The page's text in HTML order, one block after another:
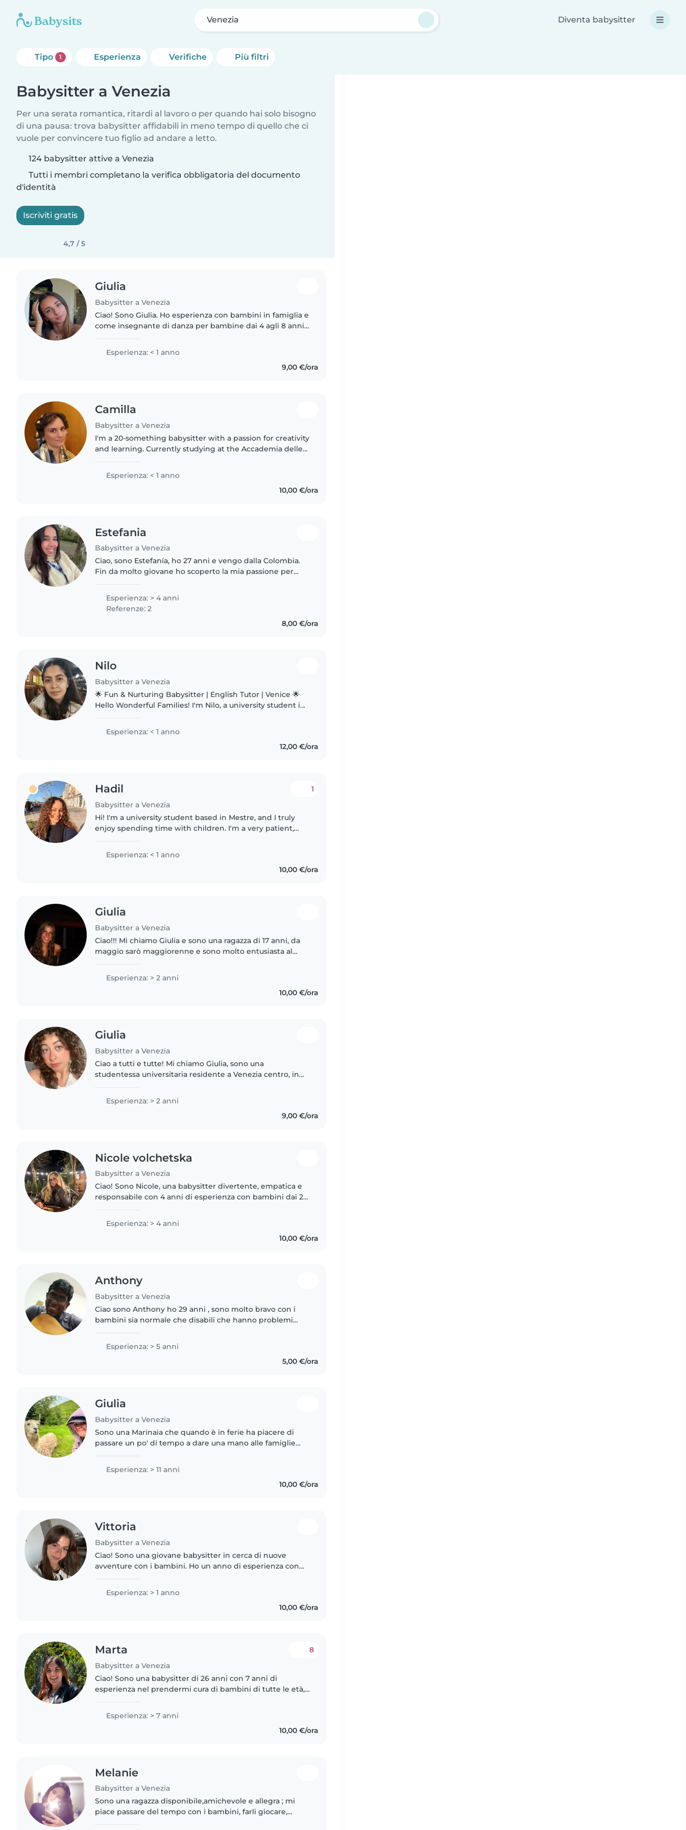
Venezia Diventa babysitter
Tipo 1 Esperienza Verifiche Più filtri
Babysitter a Venezia
Per una serata romantica, ritardi al lavoro o per quando hai solo bisogno
di una pausa: trova babysitter affidabili in meno tempo di quello che ci
vuole per convincere tuo figlio ad andare a letto.
124 babysitter attive a Venezia
Tutti i membri completano la verifica obbligatoria del documento
d'identità
Iscriviti gratis
4,7 / 5
Giulia
Babysitter a Venezia
Ciao! Sono Giulia. Ho esperienza con bambini in famiglia e
come insegnante di danza per bambine dai 4 agli 8 anni,
lavorare con..
Esperienza: < 1 anno
9,00 €/ora
Camilla
Babysitter a Venezia
I'm a 20-something babysitter with a passion for creativity
and learning. Currently studying at the Accademia delle
Esperienza: < 1 anno
10,00 €/ora
Estefania
Babysitter a Venezia
Ciao, sono Estefanía, ho 27 anni e vengo dalla Colombia.
Fin da molto giovane ho scoperto la mia passione per
modo di vedere..
Esperienza: > 4 anni
Referenze: 2
8,00 €/ora
Nilo
Babysitter a Venezia
🌟 Fun & Nurturing Babysitter | English Tutor | Venice 🌟
Hello Wonderful Families! I'm Nilo, a university student in
schools and..
Esperienza: < 1 anno
12,00 €/ora
Hadil
Babysitter a Venezia
1
Hi! I'm a university student based in Mestre, and I truly
enjoy spending time with children. I'm a very patient,
and positive..
Esperienza: < 1 anno
10,00 €/ora
Giulia
Babysitter a Venezia
Ciao!!! Mi chiamo Giulia e sono una ragazza di 17 anni, da
maggio sarò maggiorenne e sono molto entusiasta al
con bambini..
Esperienza: > 2 anni
10,00 €/ora
Giulia
Babysitter a Venezia
Ciao a tutti e tutte! Mi chiamo Giulia, sono una
studentessa universitaria residente a Venezia centro, in
Esperienza: > 2 anni
9,00 €/ora
Nicole volchetska
Babysitter a Venezia
Ciao! Sono Nicole, una babysitter divertente, empatica e
responsabile con 4 anni di esperienza con bambini dai 2
Esperienza: > 4 anni
10,00 €/ora
Anthony
Babysitter a Venezia
Ciao sono Anthony ho 29 anni , sono molto bravo con i
bambini sia normale che disabili che hanno problemi
seggiolini. Sono disponibile..
Esperienza: > 5 anni
5,00 €/ora
Giulia
Babysitter a Venezia
Sono una Marinaia che quando è in ferie ha piacere di
passare un po' di tempo a dare una mano alle famiglie
di adesso non si hanno..
Esperienza: > 11 anni
10,00 €/ora
Vittoria
Babysitter a Venezia
Ciao! Sono una giovane babysitter in cerca di nuove
avventure con i bambini. Ho un anno di esperienza con
ragazzi con disturbi..
Esperienza: > 1 anno
10,00 €/ora
Marta
Babysitter a Venezia
8
Ciao! Sono una babysitter di 26 anni con 7 anni di
esperienza nel prendermi cura di bambini di tutte le età,
Esperienza: > 7 anni
10,00 €/ora
Melanie
Babysitter a Venezia
Sono una ragazza disponibile,amichevole e allegra ; mi
piace passare del tempo con i bambini, farli giocare,